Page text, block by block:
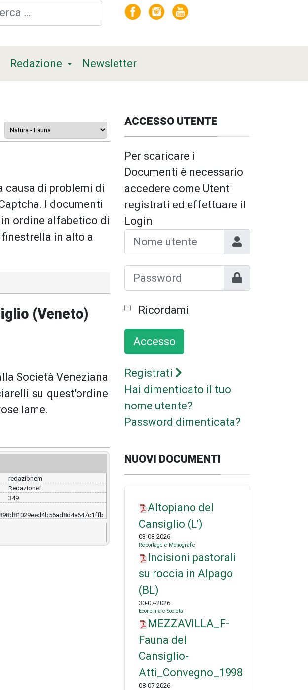
Redazione Newsletter
causa di problemi di
I documenti
ordine alfabetico di
in alto a
(Veneto)
Società Veneziana
su quest'ordine
lame.
redazionem
Redazionef
349
ACCESSO UTENTE
Per scaricare i
Documenti è necessario
accedere come Utenti
registrati ed effettuare il
Login
Nome utente
Mostra
Ricordami
Accesso
Registrati
Hai dimenticato il tuo
nome utente?
Password dimenticata?
NUOVI DOCUMENTI
Altopiano del
Cansiglio (L')
03-08-2026
Reportage e Monografie
Incisioni pastorali
su roccia in Alpago
(BL)
30-07-2026
Economia e Società
MEZZAVILLA_F-
Fauna del
Cansiglio-
Atti_Convegno_1998
08-07-2026